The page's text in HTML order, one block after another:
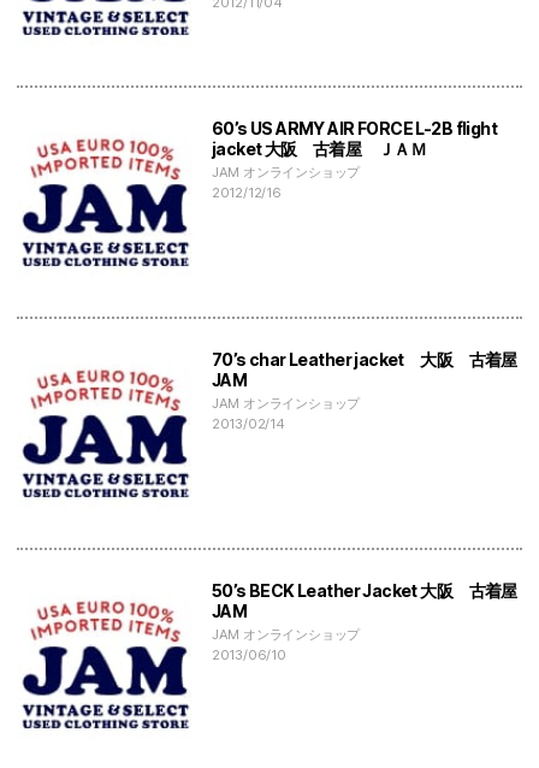
60’s US ARMY AIR FORCE L-2B flight
jacket 大阪 古着屋 ＪＡＭ
JAM オンラインショップ
2012/12/16
70’s char Leather jacket 大阪 古着屋
JAM
JAM オンラインショップ
2013/02/14
50’s BECK Leather Jacket 大阪 古着屋
JAM
JAM オンラインショップ
2013/06/10